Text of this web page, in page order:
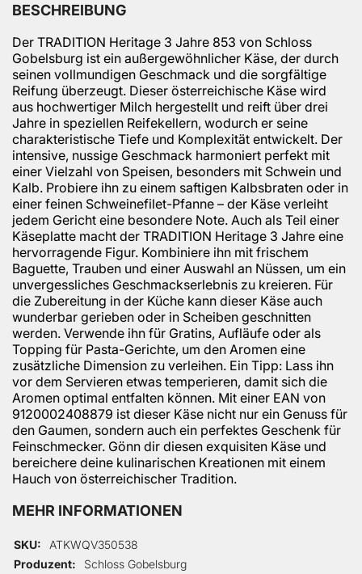
BESCHREIBUNG
Der TRADITION Heritage 3 Jahre 853 von Schloss
Gobelsburg ist ein außergewöhnlicher Käse, der durch
seinen vollmundigen Geschmack und die sorgfältige
Reifung überzeugt. Dieser österreichische Käse wird
aus hochwertiger Milch hergestellt und reift über drei
Jahre in speziellen Reifekellern, wodurch er seine
charakteristische Tiefe und Komplexität entwickelt. Der
intensive, nussige Geschmack harmoniert perfekt mit
einer Vielzahl von Speisen, besonders mit Schwein und
Kalb. Probiere ihn zu einem saftigen Kalbsbraten oder in
einer feinen Schweinefilet-Pfanne – der Käse verleiht
jedem Gericht eine besondere Note. Auch als Teil einer
Käseplatte macht der TRADITION Heritage 3 Jahre eine
hervorragende Figur. Kombiniere ihn mit frischem
Baguette, Trauben und einer Auswahl an Nüssen, um ein
unvergessliches Geschmackserlebnis zu kreieren. Für
die Zubereitung in der Küche kann dieser Käse auch
wunderbar gerieben oder in Scheiben geschnitten
werden. Verwende ihn für Gratins, Aufläufe oder als
Topping für Pasta-Gerichte, um den Aromen eine
zusätzliche Dimension zu verleihen. Ein Tipp: Lass ihn
vor dem Servieren etwas temperieren, damit sich die
Aromen optimal entfalten können. Mit einer EAN von
9120002408879 ist dieser Käse nicht nur ein Genuss für
den Gaumen, sondern auch ein perfektes Geschenk für
Feinschmecker. Gönn dir diesen exquisiten Käse und
bereichere deine kulinarischen Kreationen mit einem
Hauch von österreichischer Tradition.
MEHR INFORMATIONEN
Mehr Informationen
SKU
ATKWQV350538
Produzent
Schloss Gobelsburg